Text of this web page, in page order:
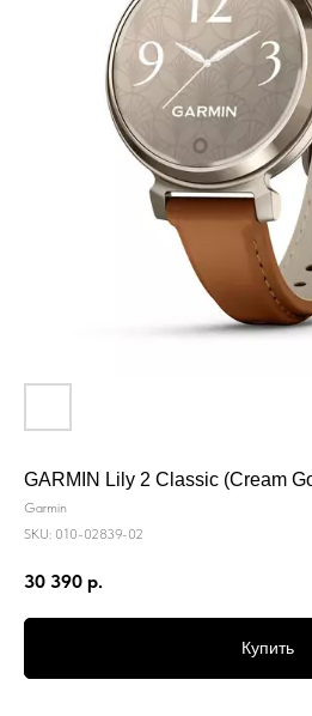
GARMIN Lily 2 Classic (Cream
Garmin
SKU: 010-02839-02
30 390 р.
Купить